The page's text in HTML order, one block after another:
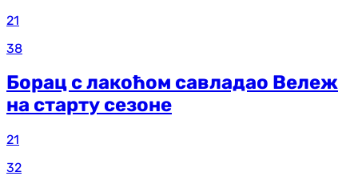
21
38
Борац с лакоћом савладао Вележ
на старту сезоне
21
32